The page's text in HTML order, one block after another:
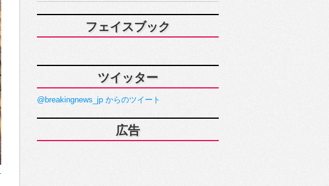
フェイスブック
ツイッター
@breakingnews_jp からのツイート
広告